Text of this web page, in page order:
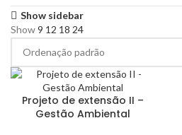
Show sidebar
Show9 12 18 24
Projeto de extensão II –
Gestão Ambiental